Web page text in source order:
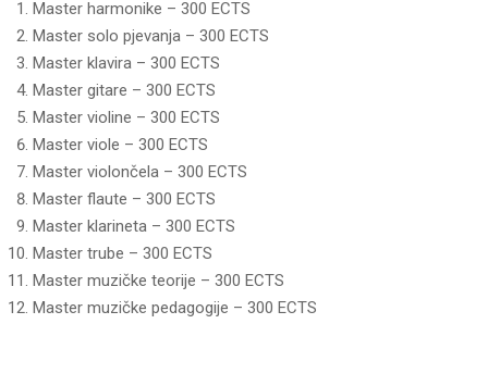
Master harmonike – 300 ECTS
Master solo pjevanja – 300 ECTS
Master klavira – 300 ECTS
Master gitare – 300 ECTS
Master violine – 300 ECTS
Master viole – 300 ECTS
Master violončela – 300 ECTS
Master flaute – 300 ECTS
Master klarineta – 300 ECTS
Master trube – 300 ECTS
Master muzičke teorije – 300 ECTS
Master muzičke pedagogije – 300 ECTS